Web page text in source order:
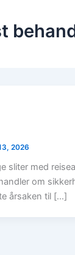
2026
sliter med
om
årsaken til […]